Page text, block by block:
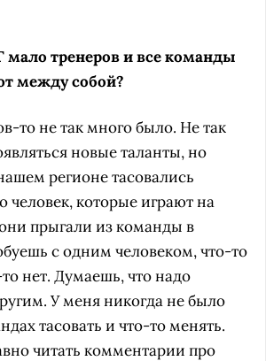
тренеров и все команды
между собой?
то не так много было. Не так
новые таланты, но
регионе тасовались
человек, которые играют на
прыгали из команды в
с одним человеком, что-то
нет. Думаешь, что надо
У меня никогда не было
тасовать и что-то менять.
читать комментарии про